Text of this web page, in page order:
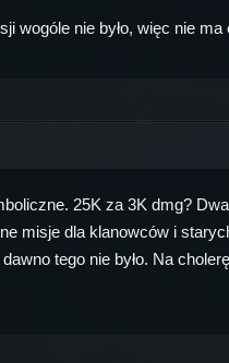
wogóle nie było, więc nie ma
25K za 3K dmg?
misje dla klanowców i
tego nie było. Na